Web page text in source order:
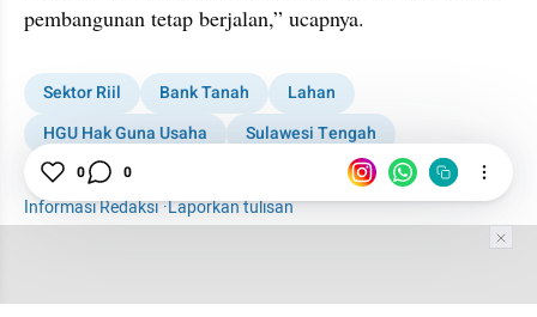
pembangunan tetap berjalan,” ucapnya.
Sektor Riil Bank Tanah
Lahan
HGU Hak Guna Usaha
Sulawesi Tengah
Aset negara
Informasi Redaksi·Laporkan tulisan
0 0